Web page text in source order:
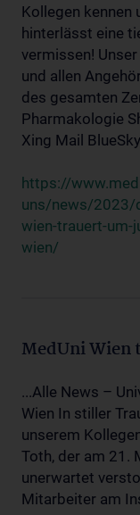
Kollegen kennen
hinterlässt eine
vermissen!
und allen
des gesamten
Pharmakologie
Xing Mail
https://
uns/news/2023/
wien-trauert-um-
wien/
MedUni Wien
...Alle News –
Wien In stiller
unserem
Toth, der am 21.
unerwartet
Mitarbeiter am